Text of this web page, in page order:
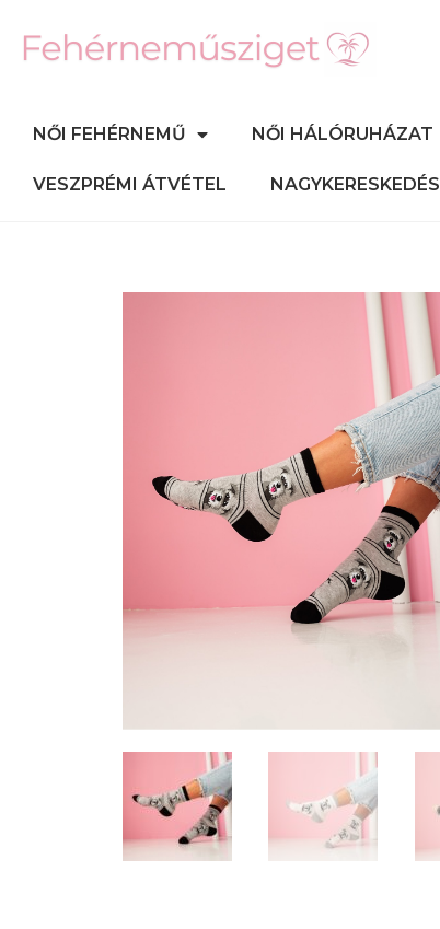
NŐI FEHÉRNEMŰ NŐI HÁLÓRUHÁZAT
VESZPRÉMI ÁTVÉTEL NAGYKERESKEDÉS